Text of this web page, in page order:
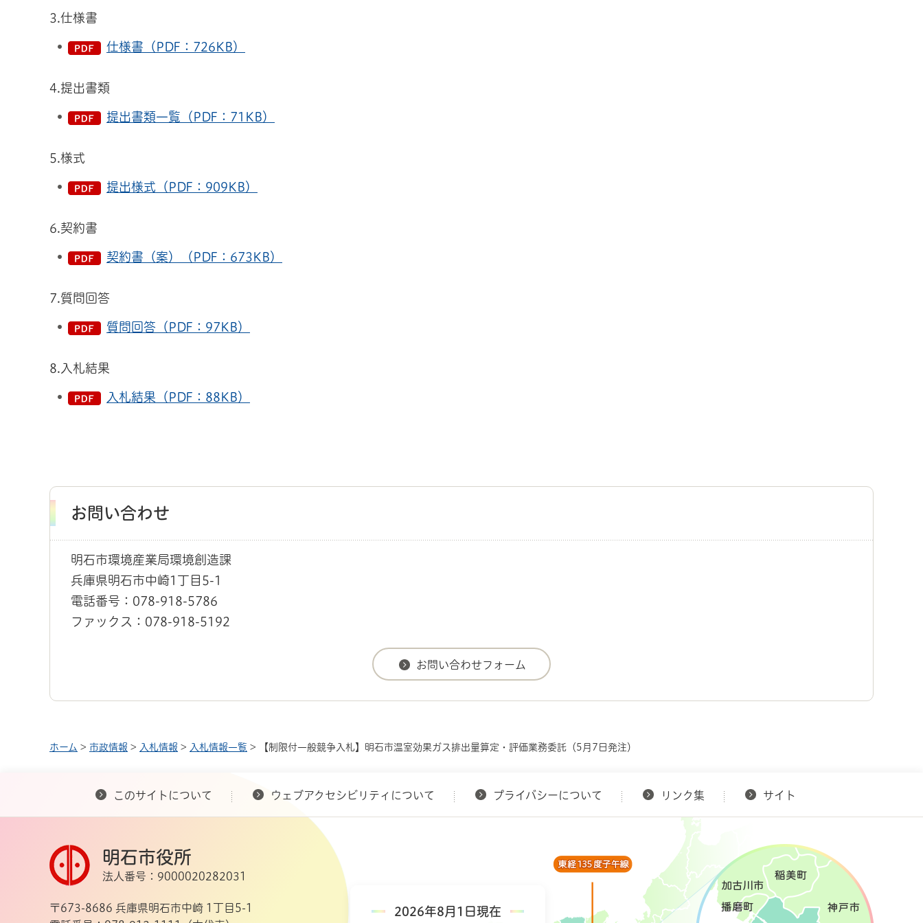
3.仕様書
仕様書（PDF：726KB）
4.提出書類
提出書類一覧（PDF：71KB）
5.様式
提出様式（PDF：909KB）
6.契約書
契約書（案）（PDF：673KB）
7.質問回答
質問回答（PDF：97KB）
8.入札結果
入札結果（PDF：88KB）
お問い合わせ
明石市環境産業局環境創造課
兵庫県明石市中崎1丁目5-1
電話番号：078-918-5786
ファックス：078-918-5192
ホーム > 市政情報 > 入札情報 > 入札情報一覧 > 【制限付一般競争入札】明石市温室効果ガス排出量算定・評価業務委託（5月7日発注）
このサイトについて ウェブアクセシビリティについて プライバシーについて リンク集 サイト
2026年8月1日現在
明石市役所
法人番号：9000020282031
〒673-8686 兵庫県明石市中崎 1丁目5-1